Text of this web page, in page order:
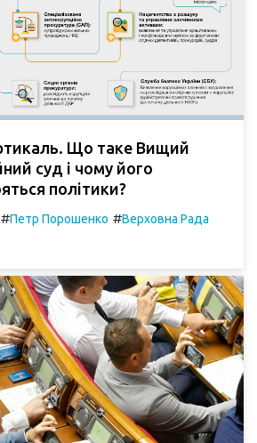
Що таке Вищий
суд і чому його
політики?
#Петр Порошенко #Верховна Рада